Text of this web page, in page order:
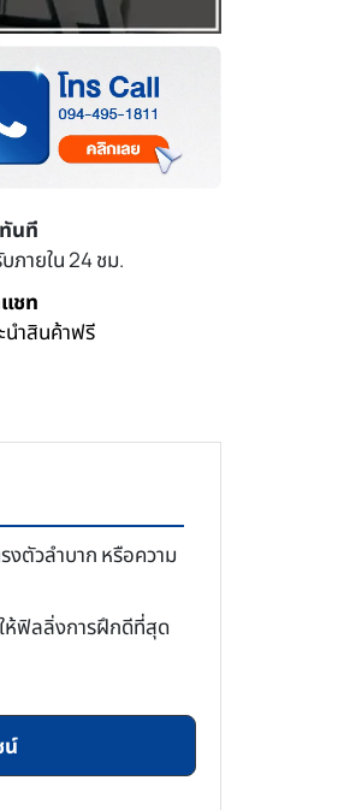
นที
บภายใน 24 ชม.
ชท
นำสินค้าฟรี
งตัวลำบาก หรือความ
ห้ฟิลลิ่งการฝึกดีที่สุด
น์